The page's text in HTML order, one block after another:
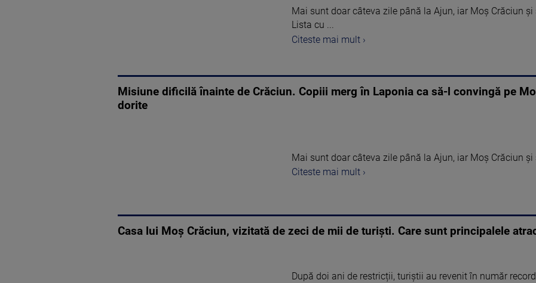
Mai sunt doar câteva zile până la Ajun, iar Moș Crăciun
Lista cu ...
Citeste mai mult ›
Misiune dificilă înainte de Crăciun. Copiii merg în Laponia ca să-l convingă pe
dorite
Mai sunt doar câteva zile până la Ajun, iar Moș Crăciun
Citeste mai mult ›
Casa lui Moș Crăciun, vizitată de zeci de mii de turiști. Care sunt principalele
După doi ani de restricții, turiștii au revenit în număr